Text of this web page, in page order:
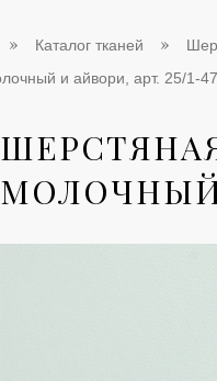
Каталог тканей
и айвори, арт. 25/1-47
МОЛОЧНЫЙ